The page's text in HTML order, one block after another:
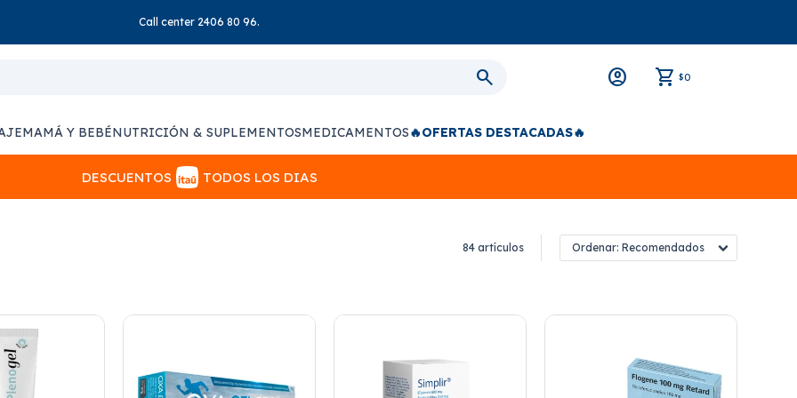
Call center 2406 80 96.
$0
MAMÁ Y BEBÉNUTRICIÓN & SUPLEMENTOSMEDICAMENTOS🔥OFERTAS DESTACADAS🔥
DESCUENTOS TODOS LOS DIAS
84 artículos Recomendados